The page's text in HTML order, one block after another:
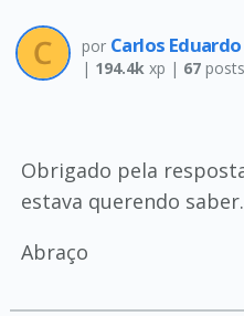
por Carlos
| 194.4kxp | 67posts
Obrigado pela
estava querendo saber.
Abraço